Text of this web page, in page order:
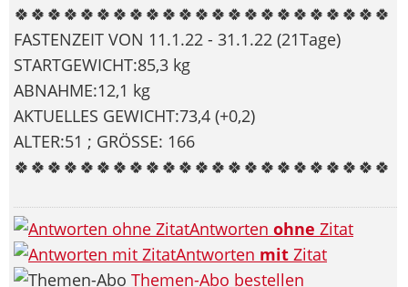
🍀🍀🍀🍀🍀🍀🍀🍀🍀🍀🍀🍀🍀🍀🍀🍀🍀🍀🍀🍀🍀🍀🍀
FASTENZEIT VON 11.1.22 - 31.1.22 (21Tage)
STARTGEWICHT:85,3 kg
ABNAHME:12,1 kg
AKTUELLES GEWICHT:73,4 (+0,2)
ALTER:51 ; GRÖSSE: 166
🍀🍀🍀🍀🍀🍀🍀🍀🍀🍀🍀🍀🍀🍀🍀🍀🍀🍀🍀🍀🍀🍀🍀
Antworten ohne Zitat
Antworten mit Zitat
Themen-Abo bestellen